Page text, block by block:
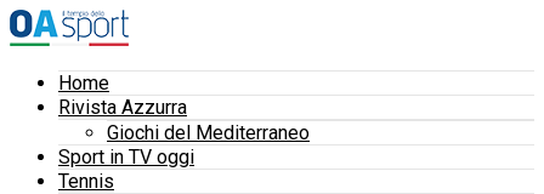
Home
Rivista Azzurra
Giochi del Mediterraneo
Sport in TV oggi
Tennis